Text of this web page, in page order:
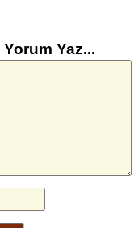
Yaz...